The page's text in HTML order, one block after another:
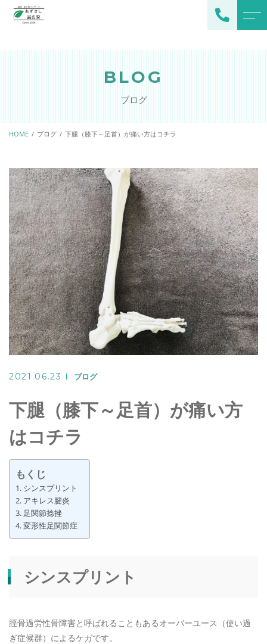
当院について
メインメニュー
よくある質問
ブログ
お知らせ
ご予約・お問い合わせ
080-2378-0529
Warning
: Undefined variable
$target in
/home/seiya1989/
on line
BLOG
ブログ
HOME ブログ 下腿（膝下～足首）が痛い方はコチラ
2021.06.23 ブログ
下腿（膝下～足首）が痛い方
はコチラ
もくじ
シンスプリント
アキレス腱炎
足関節捻挫
変形性足関節症
シンスプリント
脛骨過労性骨障害と呼ばれることもあるオーバーユース（使い過
ぎ症候群）によるケガです。